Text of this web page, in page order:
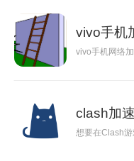
vivo手机
vivo手机网络
clash加
想要在Clash